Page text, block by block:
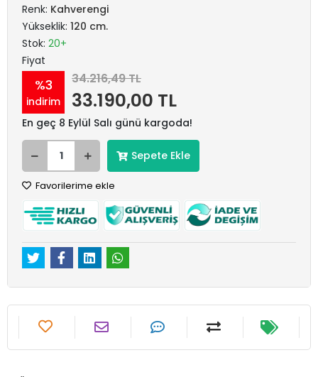
Renk: Kahverengi
Yükseklik: 120 cm.
Stok: 20+
Fiyat
%3
indirim
34.216,49 TL
33.190,00 TL
En geç 8 Eylül Salı günü kargoda!
Sepete Ekle
Favorilerime ekle